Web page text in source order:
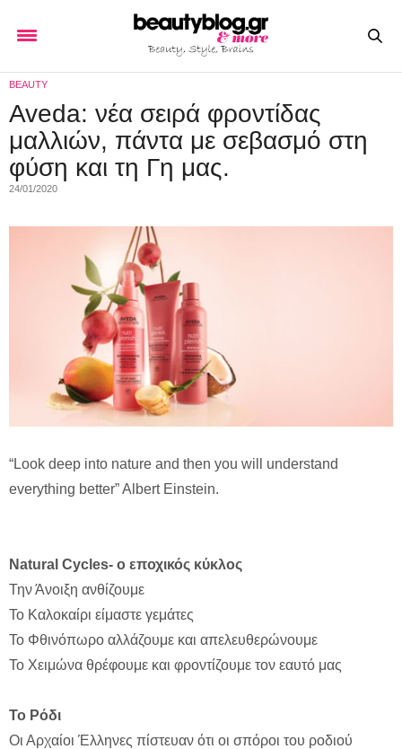
BEAUTY
Aveda: νέα σειρά φροντίδας
μαλλιών, πάντα με σεβασμό στη
φύση και τη Γη μας.
24/01/2020
“Look deep into nature and then you will understand
everything better” Albert Einstein.
Natural Cycles- ο εποχικός κύκλος
Την Άνοιξη ανθίζουμε
Το Καλοκαίρι είμαστε γεμάτες
Το Φθινόπωρο αλλάζουμε και απελευθερώνουμε
Το Χειμώνα θρέφουμε και φροντίζουμε τον εαυτό μας
Το Ρόδι
Οι Αρχαίοι Έλληνες πίστευαν ότι οι σπόροι του ροδιού